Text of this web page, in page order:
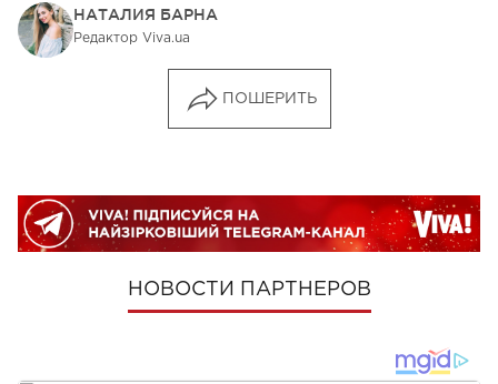
НАТАЛИЯ БАРНА
Редактор Viva.ua
ПОШЕРИТЬ
НОВОСТИ ПАРТНЕРОВ